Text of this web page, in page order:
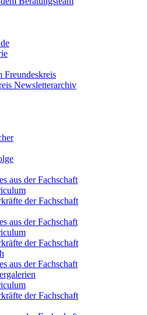
Freundeskreis
Newsletterarchiv
aus der Fachschaft
der Fachschaft
aus der Fachschaft
der Fachschaft
aus der Fachschaft
der Fachschaft